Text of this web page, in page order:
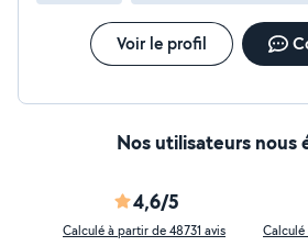
Voir le profil
Nos utilisateurs nous
4,6/5
Calculé à partir de 48731 avis